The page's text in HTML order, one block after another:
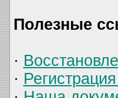
Полезные
·
·